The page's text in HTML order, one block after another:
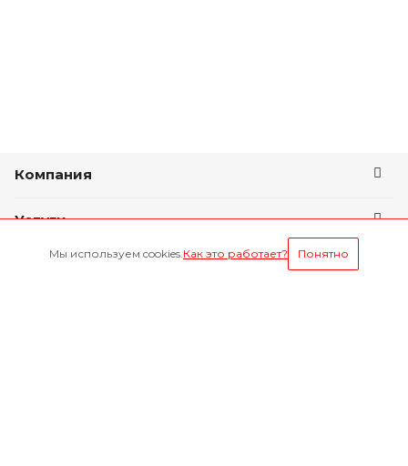
Компания
Услуги
Условия оплаты
Мы используем cookies.Как это работает? Понятно